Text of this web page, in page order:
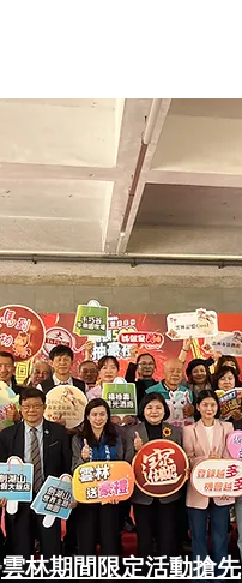
雲林期間限定活動搶先